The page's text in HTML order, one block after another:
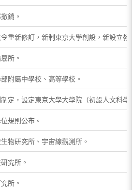
銷。
重新修訂，新制東京大學創設，新設立
所。
附屬中學校、高等學校。
定，設定東京大學大學院（初設人文科
規則公布。
物研究所、宇宙線觀測所。
究所。
所。